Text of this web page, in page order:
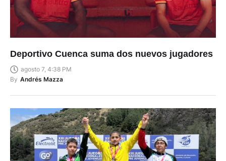
Deportivo Cuenca suma dos nuevos jugadores
agosto 7, 4:38 PM
By Andrés Mazza